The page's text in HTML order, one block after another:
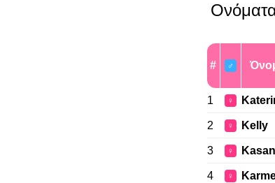
# ♂
1 ♀
2 ♀ Kelly
3 ♀
4 ♀